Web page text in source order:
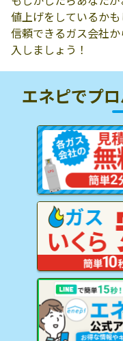
値上げをしているかも
信頼できるガス会社
入しましょう！
エネピでプ